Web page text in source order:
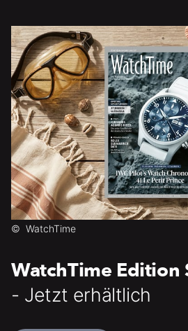
© WatchTime
WatchTime
- Jetzt erhältlich